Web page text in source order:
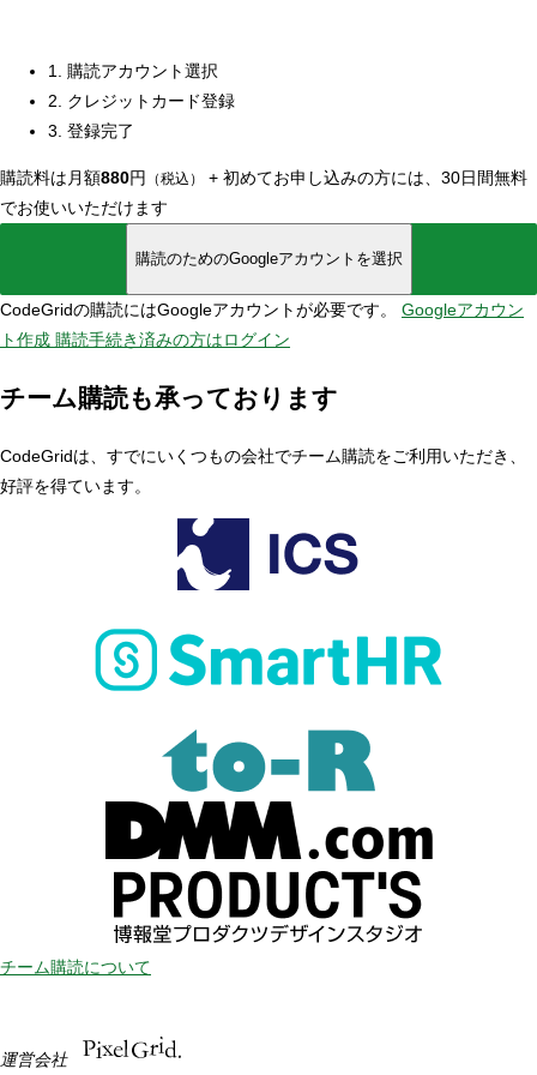
1. 購読アカウント選択
2. クレジットカード登録
3. 登録完了
購読料は月額880円 （税込） + 初めてお申し込みの方には、30日間無料
でお使いいただけます
購読のためのGoogleアカウントを選択
CodeGridの購読にはGoogleアカウントが必要です。 Googleアカウン
ト作成 購読手続き済みの方はログイン
チーム購読も承っております
CodeGridは、すでにいくつもの会社でチーム購読をご利用いただき、
好評を得ています。
チーム購読について
運営会社